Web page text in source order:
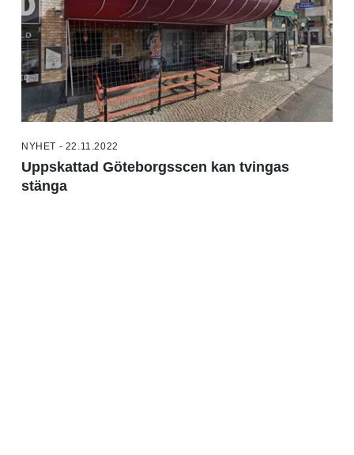
NYHET - 22.11.2022
Uppskattad Göteborgsscen kan tvingas
stänga